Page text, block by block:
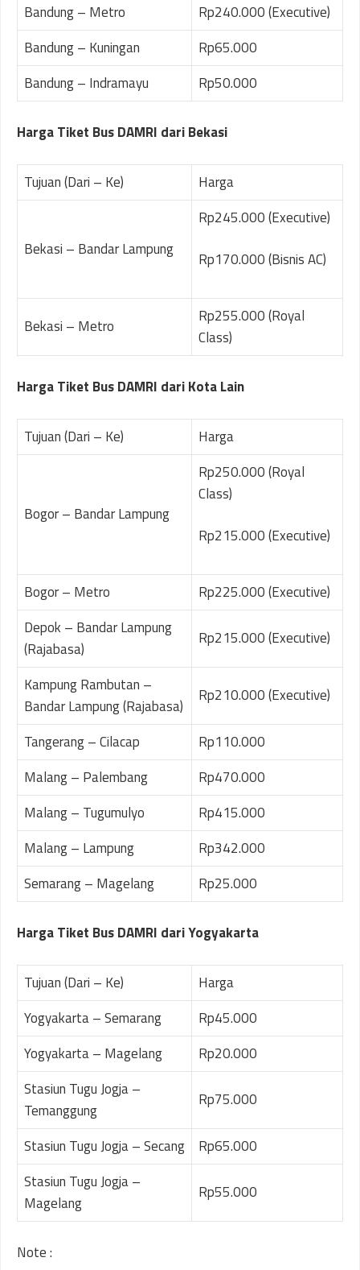
Bandung – Metro
Rp240.000 (Executive)
Bandung – Kuningan
Rp65.000
Bandung – Indramayu
Rp50.000
Harga Tiket Bus DAMRI dari Bekasi
Tujuan (Dari – Ke) Harga
Bekasi – Bandar Lampung
Rp245.000 (Executive)
Rp170.000 (Bisnis AC)
Bekasi – Metro
Rp255.000 (Royal
Class)
Harga Tiket Bus DAMRI dari Kota Lain
Tujuan (Dari – Ke) Harga
Bogor – Bandar Lampung
Rp250.000 (Royal
Class)
Rp215.000 (Executive)
Bogor – Metro
Rp225.000 (Executive)
Depok – Bandar Lampung
(Rajabasa)
Rp215.000 (Executive)
Kampung Rambutan –
Bandar Lampung (Rajabasa)
Rp210.000 (Executive)
Tangerang – Cilacap
Rp110.000
Malang – Palembang
Rp470.000
Malang – Tugumulyo
Rp415.000
Malang – Lampung
Rp342.000
Semarang – Magelang
Rp25.000
Harga Tiket Bus DAMRI dari Yogyakarta
Tujuan (Dari – Ke)
Harga
Yogyakarta – Semarang
Rp45.000
Yogyakarta – Magelang
Rp20.000
Stasiun Tugu Jogja –
Temanggung
Rp75.000
Stasiun Tugu Jogja – Secang
Rp65.000
Stasiun Tugu Jogja –
Magelang
Rp55.000
Note :